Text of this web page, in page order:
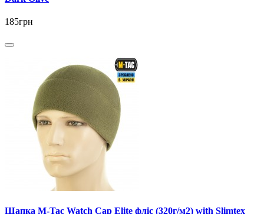
185грн
Шапка M-Tac Watch Cap Elite фліс (320г/м2) with Slimtex